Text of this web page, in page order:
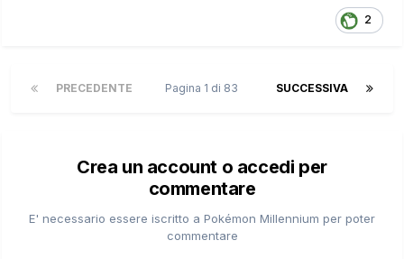
2
PRECEDENTE SUCCESSIVA
Pagina 1 di 83
Crea un account o accedi per
commentare
E' necessario essere iscritto a Pokémon Millennium per poter
commentare